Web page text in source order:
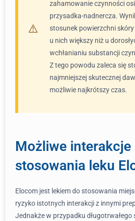
zahamowanie czynności
przysadka-nadnercza.
stosunek powierzchni skóry
u nich większy niż u
wchłanianiu substancji
Z tego powodu zaleca się
najmniejszej skutecznej
możliwie najkrótszy czas.
Możliwe interakcje
stosowania leku
Elocom jest lekiem do stosowania
ryzyko istotnych interakcji z innymi
Jednakże w przypadku